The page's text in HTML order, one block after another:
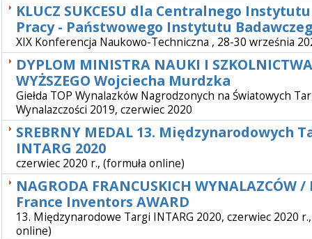
KLUCZ SUKCESU dla Centralnego
Pracy - Państwowego Instytutu
XIX Konferencja Naukowo-Techniczna , 28-30 września
DYPLOM MINISTRA NAUKI I SZKOLNICTWA
WYŻSZEGO Wojciecha Murdzka
Giełda TOP Wynalazków Nagrodzonych na Światowych
Wynalazczości 2019, czerwiec 2020
SREBRNY MEDAL 13. Międzynarodowych
INTARG 2020
czerwiec 2020 r., (formuła online)
NAGRODA FRANCUSKICH WYNALAZCÓW
France Inventors AWARD
13. Międzynarodowe Targi INTARG 2020, czerwiec 2020
online)